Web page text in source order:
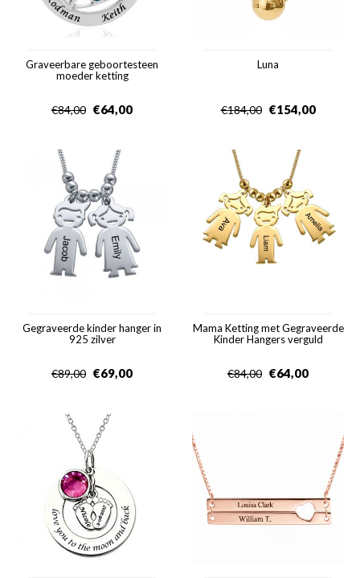
Graveerbare geboortesteen
moeder ketting
€84,00 €64,00
Luna
€184,00 €154,00
Gegraveerde kinder hanger in
925 zilver
€89,00 €69,00
Mama Ketting met Gegraveerde
Kinder Hangers verguld
€84,00 €64,00